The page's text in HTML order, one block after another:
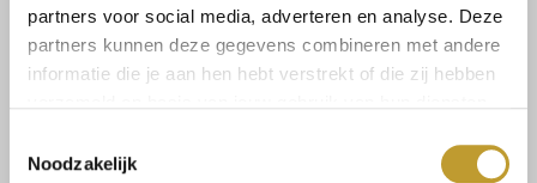
partners voor social media, adverteren en analyse. Deze
partners kunnen deze gegevens combineren met andere
informatie die je aan hen hebt verstrekt of die zij hebben
Noodzakelijk
Koop veilig en vertrouwd